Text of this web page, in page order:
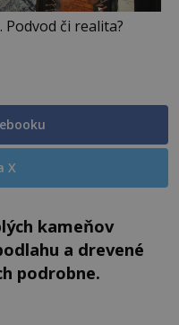
či realita?
X
kameňov
a drevené
podrobne.